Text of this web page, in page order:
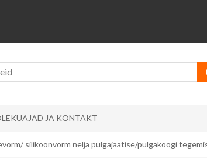
JA KONTAKT
silikoonvorm nelja pulgajäätise/pulgakoogi